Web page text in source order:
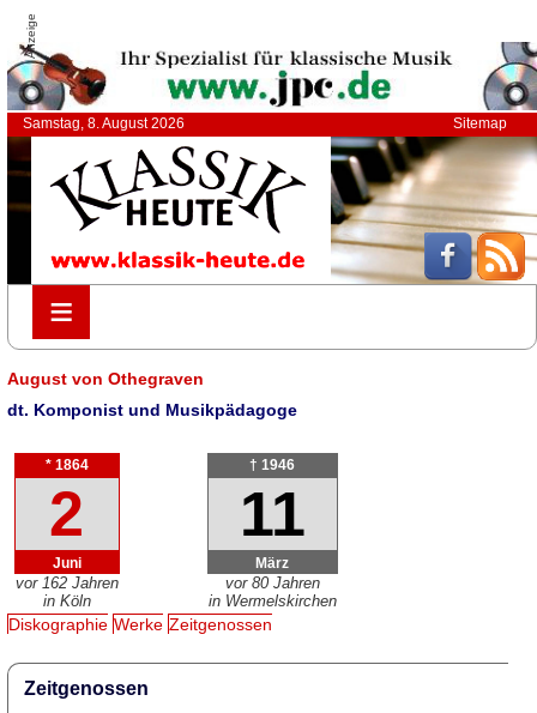
Anzeige
Samstag, 8. August 2026 Sitemap
≡
≡
August von Othegraven
dt. Komponist und Musikpädagoge
* 1864
2
Juni
vor 162 Jahren
in Köln
† 1946
11
März
vor 80 Jahren
in Wermelskirchen
Diskographie Werke Zeitgenossen
Zeitgenossen